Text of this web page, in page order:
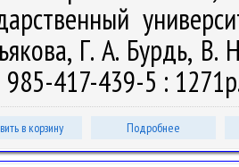
Г. А. Бурдь,
985-417-439-5 :
в корзину Подробнее